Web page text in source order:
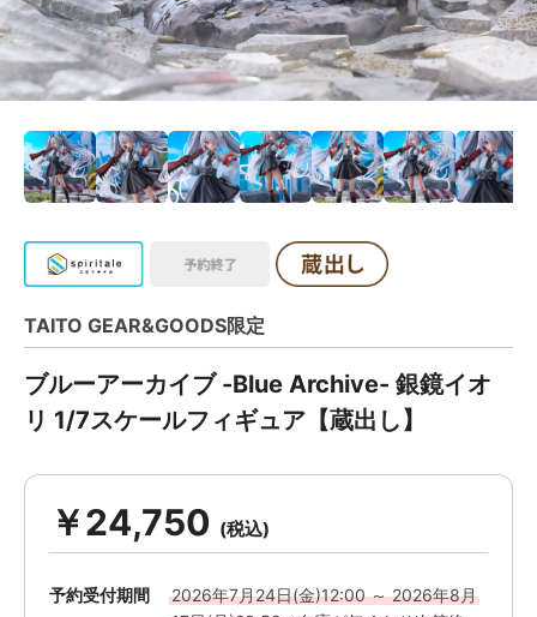
ブルーアーカイブ -Blue Archive- 銀鏡イオ
リ 1/7スケールフィギュア【蔵出し】
TAITO GEAR&GOODS限定
￥24,750
予約受付期間
2026年7月24日(金)12:00 ～ 2026年8月